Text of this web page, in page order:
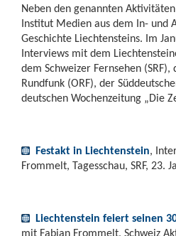
Neben den genannten
Institut Medien aus dem In- und
Geschichte Liechtensteins. Im
Interviews mit dem
dem Schweizer Fernsehen
Rundfunk (ORF), der
deutschen Wochenzeitung „Die
Festakt in Liechtenstein,
Frommelt, Tagesschau, SRF, 23.
Liechtenstein feiert seinen
mit Fabian Frommelt, Schweiz